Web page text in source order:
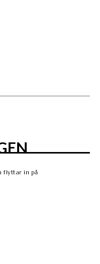
flyttar in på